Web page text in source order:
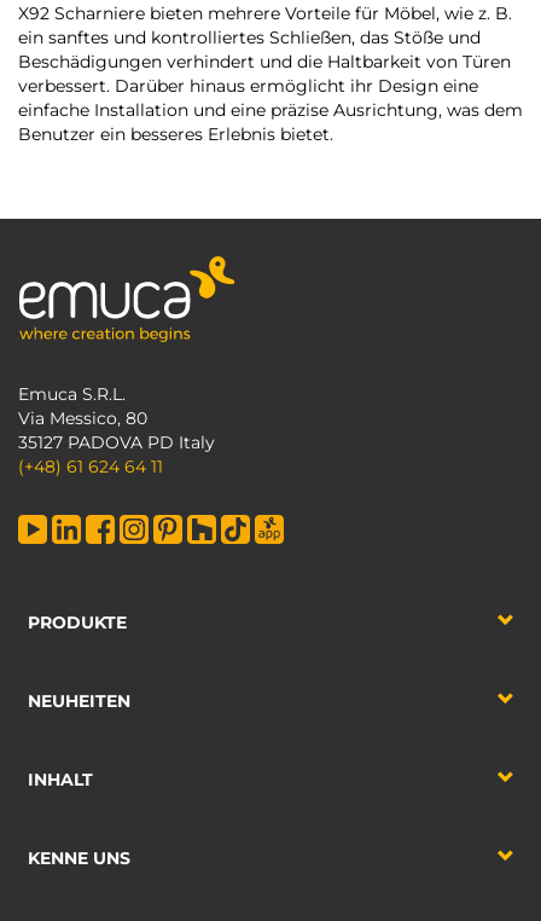
X92 Scharniere bieten mehrere Vorteile für Möbel, wie z. B.
ein sanftes und kontrolliertes Schließen, das Stöße und
Beschädigungen verhindert und die Haltbarkeit von Türen
verbessert. Darüber hinaus ermöglicht ihr Design eine
einfache Installation und eine präzise Ausrichtung, was dem
Benutzer ein besseres Erlebnis bietet.
Emuca S.R.L.
Via Messico, 80
35127 PADOVA PD Italy
(+48) 61 624 64 11
PRODUKTE
NEUHEITEN
INHALT
KENNE UNS